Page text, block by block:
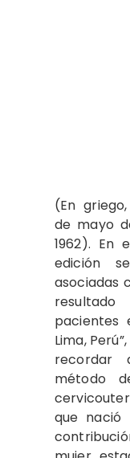
(En griego,
de mayo
1962). En
edición
asociadas
pacientes
Lima,
recordar
método
que nació